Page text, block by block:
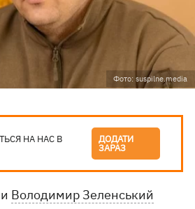
Фото: suspilne.media
НА НАС В ДОДАТИ
ЗАРАЗ
Володимир Зеленський